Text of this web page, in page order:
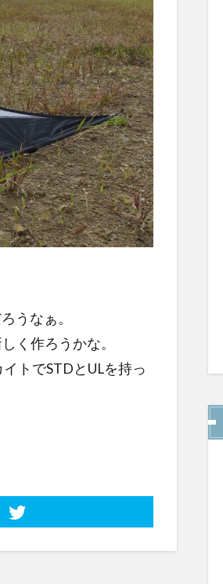
うなぁ。
く作ろうかな。
トでSTDとULを持っ